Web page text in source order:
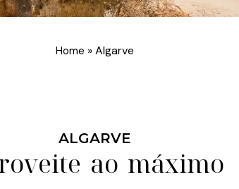
Home »Algarve
ALGARVE
ao máximo